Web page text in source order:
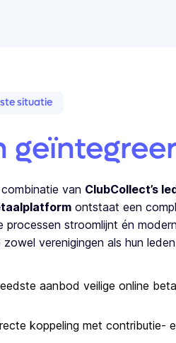
situatie
van ClubCollect’s
ontstaat een
processen stroomlijnt én
verenigingen als hun
aanbod veilige online
koppeling met contributie-